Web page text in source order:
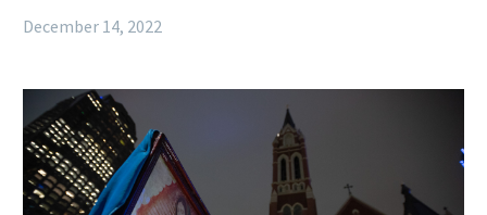
December 14, 2022